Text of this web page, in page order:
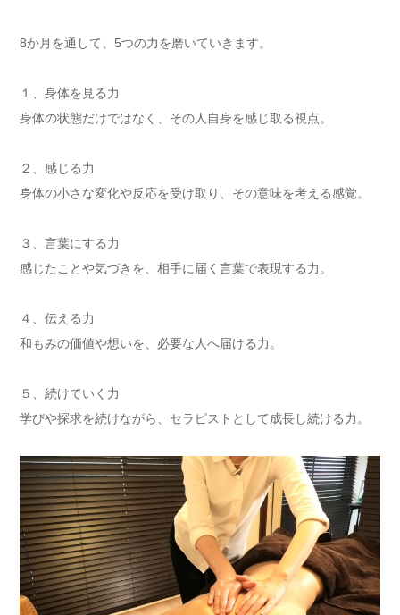
8か月を通して、5つの力を磨いていきます。
１、身体を見る力
身体の状態だけではなく、その人自身を感じ取る視点。
２、感じる力
身体の小さな変化や反応を受け取り、その意味を考える感覚。
３、言葉にする力
感じたことや気づきを、相手に届く言葉で表現する力。
４、伝える力
和もみの価値や想いを、必要な人へ届ける力。
５、続けていく力
学びや探求を続けながら、セラピストとして成長し続ける力。